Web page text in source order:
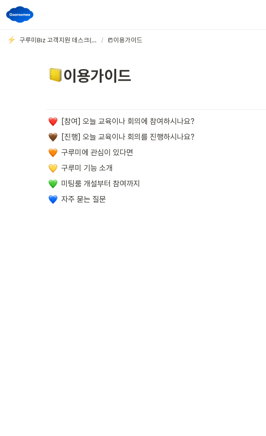
구루미Biz 고객지원 데스크(V3) / 📒이용가이드
이용가이드
[참여] 오늘 교육이나 회의에 참여하시나요?
[진행] 오늘 교육이나 회의를 진행하시나요?
구루미에 관심이 있다면
구루미 기능 소개
미팅룸 개설부터 참여까지
자주 묻는 질문